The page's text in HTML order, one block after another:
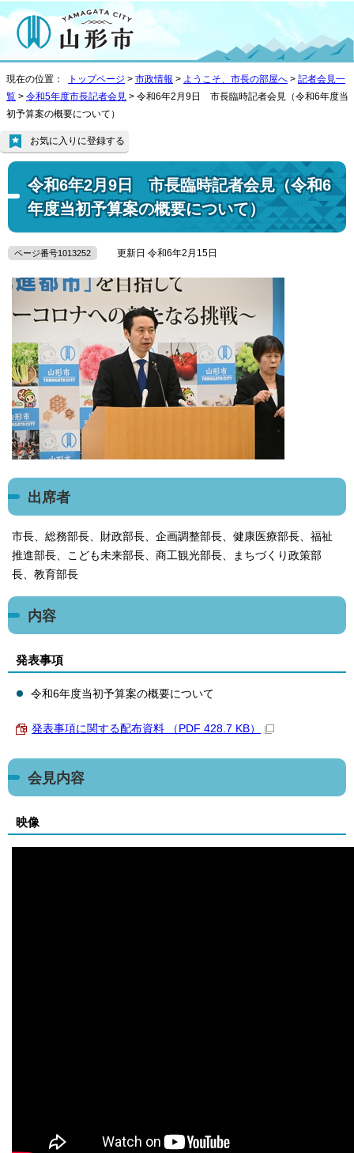
現在の位置： トップページ > 市政情報 > ようこそ、市長の部屋へ > 記者会見一
覧 > 令和5年度市長記者会見 > 令和6年2月9日 市長臨時記者会見（令和6年度当
初予算案の概要について）
令和6年2月9日 市長臨時記者会見（令和6
年度当初予算案の概要について）
お気に入りに登録する
ページ番号1013252 更新日 令和6年2月15日
出席者
市長、総務部長、財政部長、企画調整部長、健康医療部長、福祉
推進部長、こども未来部長、商工観光部長、まちづくり政策部
長、教育部長
内容
発表事項
令和6年度当初予算案の概要について
発表事項に関する配布資料 （PDF 428.7 KB）
会見内容
映像